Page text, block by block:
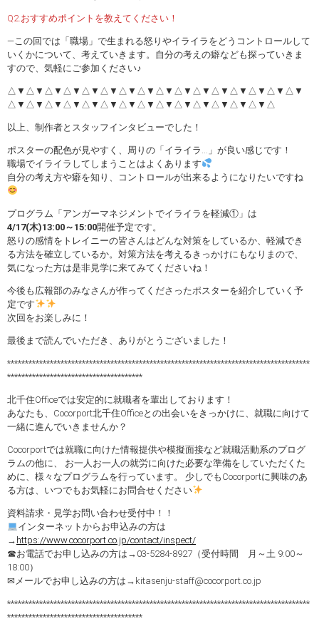
Q2.おすすめポイントを教えてください！
―この回では「職場」で生まれる怒りやイライラをどうコントロールして
いくかについて、考えていきます。自分の考えの癖なども探っていきま
すので、気軽にご参加ください♪
△▼△▼△▼△▼△▼△▼△▼△▼△▼△▼△▼△▼△▼△▼△▼△▼
△▼△▼△▼△▼△▼△▼△▼△▼△▼△▼△▼△▼△▼△▼△
以上、制作者とスタッフインタビューでした！
ポスターの配色が見やすく、周りの「イライラ…」が良い感じです！
職場でイライラしてしまうことはよくあります
自分の考え方や癖を知り、コントロールが出来るようになりたいですね
プログラム「アンガーマネジメントでイライラを軽減①」は
4/17(木)13:00～15:00開催予定です。
怒りの感情をトレイニーの皆さんはどんな対策をしているか、軽減でき
る方法を確立しているか。対策方法を考えるきっかけにもなりまので、
気になった方は是非見学に来てみてくださいね！
今後も広報部のみなさんが作ってくださったポスターを紹介していく予
定です
次回をお楽しみに！
最後まで読んでいただき、ありがとうございました！
*************************************************************************************
**************************************
北千住Officeでは安定的に就職者を輩出しております！
あなたも、Cocorport北千住Officeとの出会いをきっかけに、就職に向けて
一緒に進んでいきませんか？
Cocorportでは就職に向けた情報提供や模擬面接など就職活動系のプログ
ラムの他に、 お一人お一人の就労に向けた必要な準備をしていただくた
めに、様々なプログラムを行っています。 少しでもCocorportに興味のあ
る方は、いつでもお気軽にお問合せください
資料請求・見学お問い合わせ受付中！！
インターネットからお申込みの方は
→ https://www.cocorport.co.jp/contact/inspect/
☎お電話でお申し込みの方は→03-5284-8927（受付時間 月～土 9:00～
18:00）
✉メールでお申し込みの方は→kitasenju-staff@cocorport.co.jp
*************************************************************************************
**************************************